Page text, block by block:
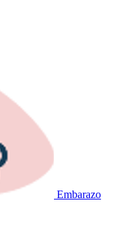
Embarazo